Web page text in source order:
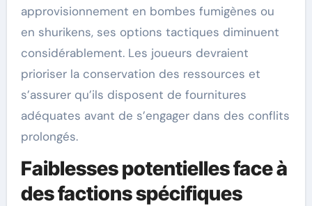
approvisionnement en bombes fumigènes ou
en shurikens, ses options tactiques diminuent
considérablement. Les joueurs devraient
prioriser la conservation des ressources et
s’assurer qu’ils disposent de fournitures
adéquates avant de s’engager dans des conflits
prolongés.
Faiblesses potentielles face à
des factions spécifiques